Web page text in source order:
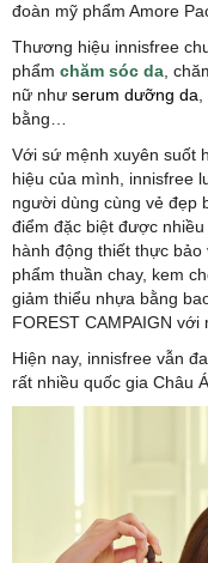
đoàn mỹ phẩm Amore
Thương hiệu innisfree
phẩm chăm sóc da ,
nữ như serum dưỡng da
bằng…
Với sứ mệnh xuyên suốt
hiệu của mình, innisfree
người dùng cùng vẻ đẹp
điểm đặc biệt được
hành động thiết thực
phẩm thuần chay, kem
giảm thiểu nhựa bằng
FOREST CAMPAIGN
Hiện nay, innisfree vẫn
rất nhiều quốc gia Châu